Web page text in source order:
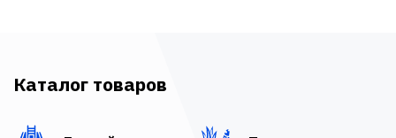
Каталог товаров